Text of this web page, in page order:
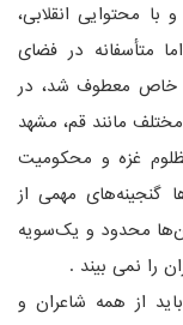
محتوایی انقلابی،
متأسفانه در فضای
خاص معطوف شد، در
مانند قم، مشهد
غزه و محکومیت
گنجینه‌های مهمی از
محدود و یک‌سویه
را نمی بیند .
از همه شاعران و